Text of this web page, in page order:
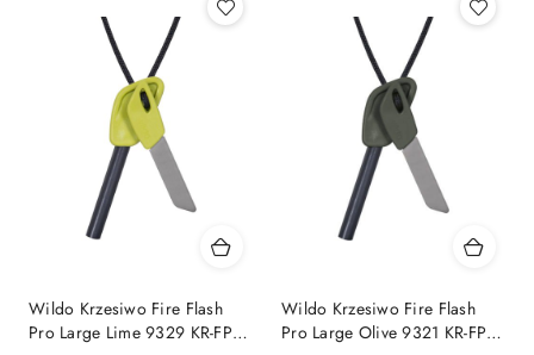
Wildo Krzesiwo Fire Flash
Pro Large Lime 9329 KR-FPL-
Wildo Krzesiwo Fire Flash
Pro Large Olive 9321 KR-FPL-